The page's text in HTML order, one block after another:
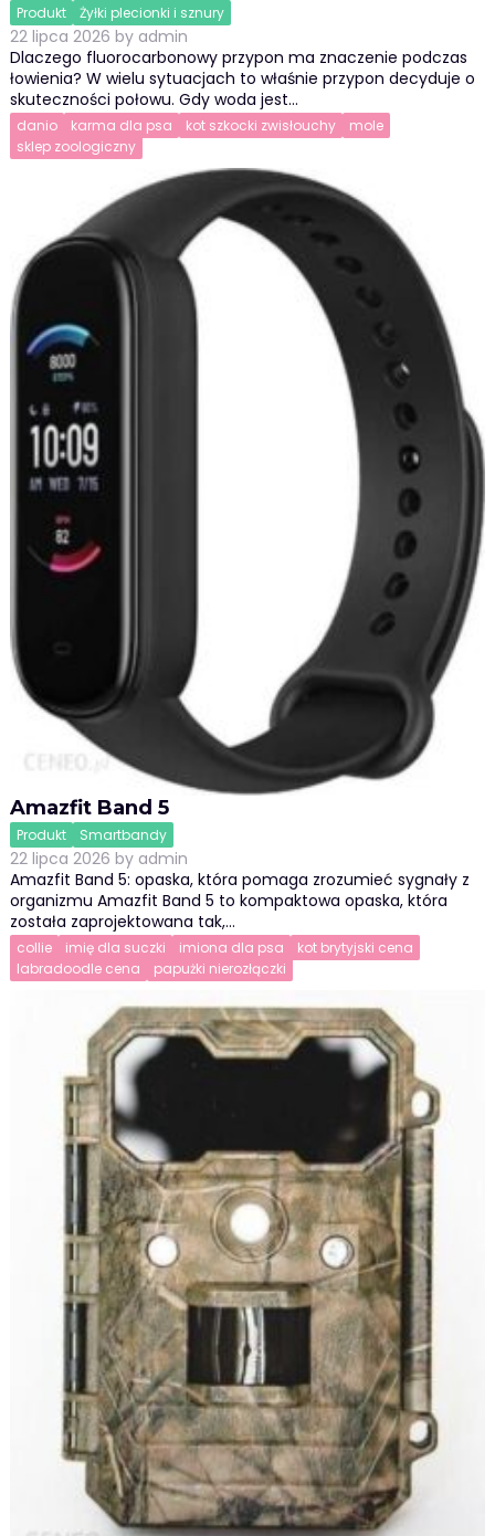
Produkt Żyłki plecionki i sznury
22 lipca 2026 by admin
Dlaczego fluorocarbonowy przypon ma znaczenie podczas
łowienia? W wielu sytuacjach to właśnie przypon decyduje o
skuteczności połowu. Gdy woda jest…
danio karma dla psa kot szkocki zwisłouchy
mole
sklep zoologiczny
Amazfit Band 5
Produkt Smartbandy
22 lipca 2026 by admin
Amazfit Band 5: opaska, która pomaga zrozumieć sygnały z
organizmu Amazfit Band 5 to kompaktowa opaska, która
została zaprojektowana tak,…
collie imię dla suczki imiona dla psa
kot brytyjski cena
labradoodle cena
papużki nierozłączki